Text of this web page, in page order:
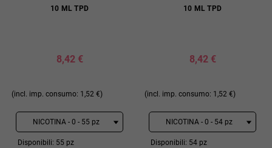
10 ML TPD
8,42 €
(incl. imp. consumo: 1,52 €)
Disponibili: 55 pz
10 ML TPD
8,42 €
(incl. imp. consumo: 1,52 €)
Disponibili: 54 pz